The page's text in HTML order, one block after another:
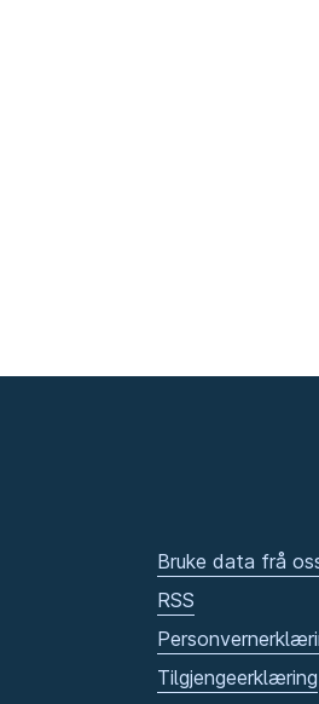
Bruke data frå
RSS
Tilgjengeerklæring